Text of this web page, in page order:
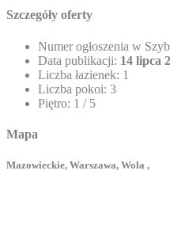
Szczegóły oferty
Numer ogłoszenia w
Data publikacji: 14 lipca
Liczba łazienek: 1
Liczba pokoi: 3
Piętro: 1 / 5
Mapa
Mazowieckie, Warszawa, Wola ,